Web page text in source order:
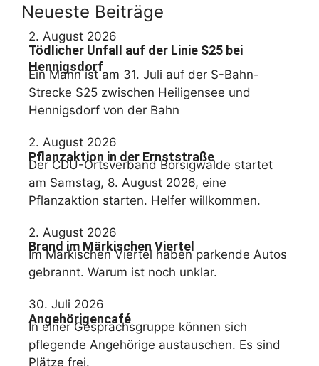
Neueste Beiträge
2. August 2026
Tödlicher Unfall auf der Linie S25 bei
Hennigsdorf
Ein Mann ist am 31. Juli auf der S-Bahn-
Strecke S25 zwischen Heiligensee und
Hennigsdorf von der Bahn
2. August 2026
Pflanzaktion in der Ernststraße
Der CDU-Ortsverband Borsigwalde startet
am Samstag, 8. August 2026, eine
Pflanzaktion starten. Helfer willkommen.
2. August 2026
Brand im Märkischen Viertel
Im Märkischen Viertel haben parkende Autos
gebrannt. Warum ist noch unklar.
30. Juli 2026
Angehörigencafé
In einer Gesprächsgruppe können sich
pflegende Angehörige austauschen. Es sind
Plätze frei.